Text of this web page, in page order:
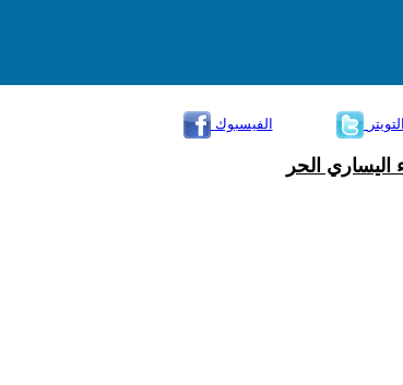
الفيسبوك
التويتر
اليساري الحر